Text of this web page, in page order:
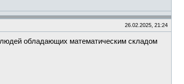
26.02.2025, 21:24
обладающих математическим складом